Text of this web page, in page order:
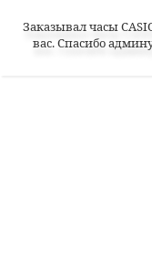
Заказывал часы
вас. Спасибо